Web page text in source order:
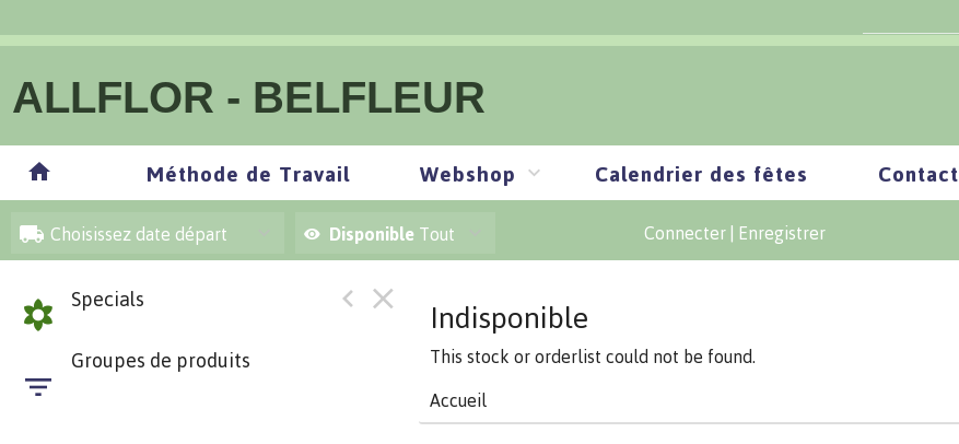
ALLFLOR - BELFLEUR
Méthode de Travail Webshop Calendrier des fêtes Contact
Choisissez date départ Disponible Tout Connecter Enregistrer
Specials
Groupes de produits
Indisponible
This stock or orderlist could not be found.
Accueil